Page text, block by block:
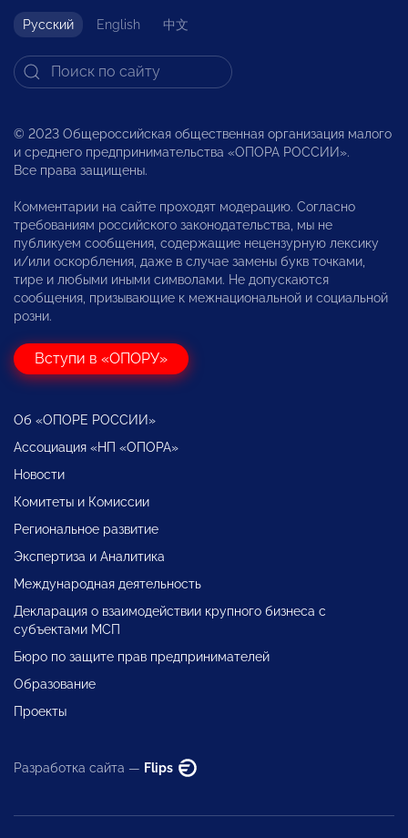
Русский English 中文
© 2023 Общероссийская общественная организация малого
и среднего предпринимательства «ОПОРА РОССИИ».
Все права защищены.
Комментарии на сайте проходят модерацию. Согласно
требованиям российского законодательства, мы не
публикуем сообщения, содержащие нецензурную лексику
и/или оскорбления, даже в случае замены букв точками,
тире и любыми иными символами. Не допускаются
сообщения, призывающие к межнациональной и социальной
розни.
Вступи в «ОПОРУ»
Об «ОПОРЕ РОССИИ»
Ассоциация «НП «ОПОРА»
Новости
Комитеты и Комиссии
Региональное развитие
Экспертиза и Аналитика
Международная деятельность
Декларация о взаимодействии крупного бизнеса с
субъектами МСП
Бюро по защите прав предпринимателей
Образование
Проекты
Разработка сайта — Flips